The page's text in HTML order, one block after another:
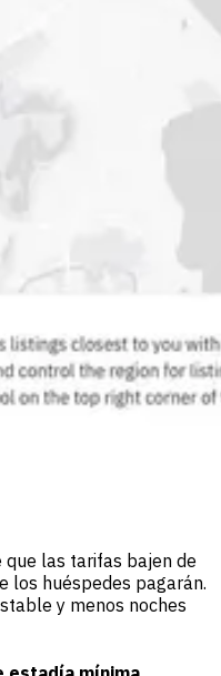
las tarifas bajen de
los huéspedes pagarán.
y menos noches